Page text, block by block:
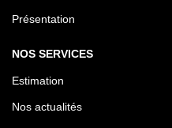
Présentation
NOS SERVICES
Estimation
Nos actualités